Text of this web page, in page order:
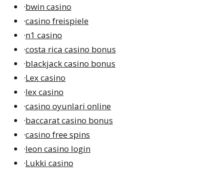
·bwin casino
·casino freispiele
·n1 casino
·costa rica casino bonus
·blackjack casino bonus
·Lex casino
·lex casino
·casino oyunlari online
·baccarat casino bonus
·casino free spins
·leon casino login
·Lukki casino